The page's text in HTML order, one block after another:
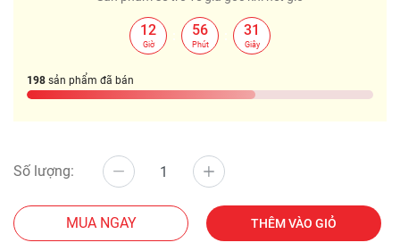
12
Giờ
56
Phút
31
Giây
198 sản phẩm đã bán
Số lượng:
MUA NGAY THÊM VÀO GIỎ